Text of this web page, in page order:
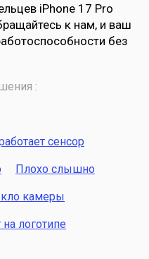
iPhone 17 Pro
к нам, и ваш
без
:
сенсор
Плохо слышно
камеры
логотипе